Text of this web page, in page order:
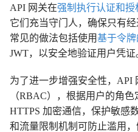
API 网关在强制执行认证和授
它们充当守门人，确保只有
常见的做法包括使用基于令牌
JWT，以安全地验证用户凭证
为了进一步增强安全性，API
（RBAC），根据用户的角
HTTPS 加密通信，保护敏感
和流量限制机制可防止滥用